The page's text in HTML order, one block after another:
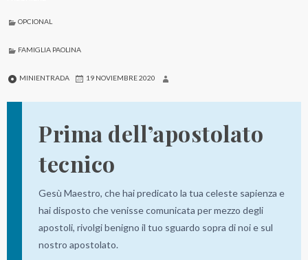
OPCIONAL
FAMIGLIA PAOLINA
MINIENTRADA 19 NOVIEMBRE 2020
Prima dell’apostolato
tecnico
Gesù Maestro, che hai predicato la tua celeste sapienza e
hai disposto che venisse comunicata per mezzo degli
apostoli, rivolgi benigno il tuo sguardo sopra di noi e sul
nostro apostolato.